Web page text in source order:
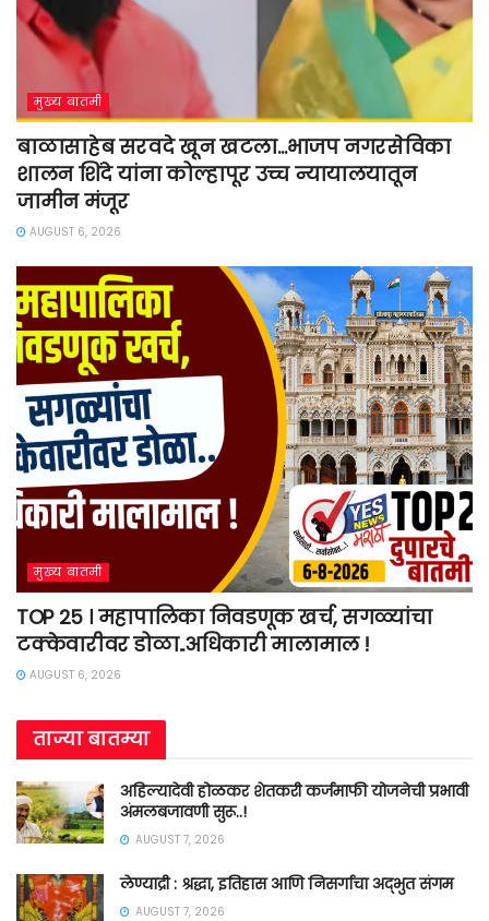
मुख्य बातमी
बाळासाहेब सरवदे खून खटला…भाजप नगरसेविका
शालन शिंदे यांना कोल्हापूर उच्च न्यायालयातून
जामीन मंजूर
AUGUST 6, 2026
मुख्य बातमी
TOP 25 । महापालिका निवडणूक खर्च, सगळ्यांचा
टक्केवारीवर डोळा..अधिकारी मालामाल !
AUGUST 6, 2026
ताज्या बातम्या
अहिल्यादेवी होळकर शेतकरी कर्जमाफी योजनेची प्रभावी
अंमलबजावणी सुरू..!
AUGUST 7, 2026
लेण्याद्री : श्रद्धा, इतिहास आणि निसर्गाचा अद्भुत संगम
AUGUST 7, 2026